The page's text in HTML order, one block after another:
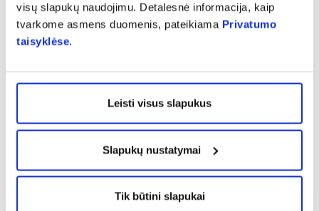
visų slapukų naudojimu. Detalesnė informacija, kaip
tvarkome asmens duomenis, pateikiama Privatumo
taisyklėse.
Leisti visus slapukus
Slapukų nustatymai
Tik būtini slapukai
Šiltuoju metų laiku daugiau judame,
sportuojame, todėl didėja ir traumų tikimybė.
nubrozdinimai ar lūžiai – šiltojo metų laiko
kasdienybė, ypač prasidėjus riedučių, dviračių,
riedlenčių ir kitų alternatyvių transporto
priemonių sezonui.
Sportuojant ar ruošiantis į kelionę, vaistininkas
rekomenduoja visada turėti sauso ledo, kurio